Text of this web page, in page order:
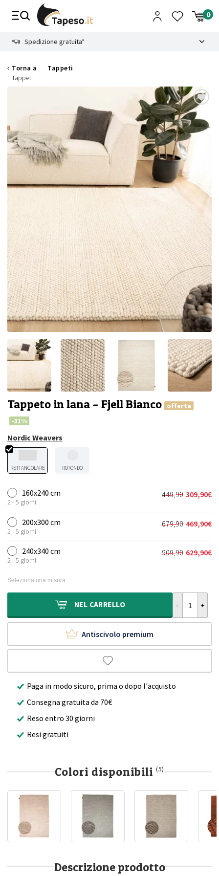
Spedizione gratuita*
Torna a
Tappeti
Tappeti
Tappeto in lana – Fjell Bianco
offerta
-31%
Nordic Weavers
RETTANGOLARE ROTONDO
160x240 cm
2 - 5 giorni
449,90
Il
prezzo
originale
era:
449,90€.
309,90€
Il
prezzo
attuale
è:
309,90€.
200x300 cm
2 - 5 giorni
679,90
Il
prezzo
originale
era:
469,90€
Il
prezzo
attuale
è:
240x340 cm
2 - 5 giorni
909,90
Il
909,90€.
629,90€
Il
629,90€.
Seleziona una misura
NEL CARRELLO
Antiscivolo premium
Paga in modo sicuro, prima o dopo l'acquisto
Consegna gratuita da 70€
Reso entro 30 giorni
Resi gratuiti
Colori disponibili (5)
Descrizione prodotto